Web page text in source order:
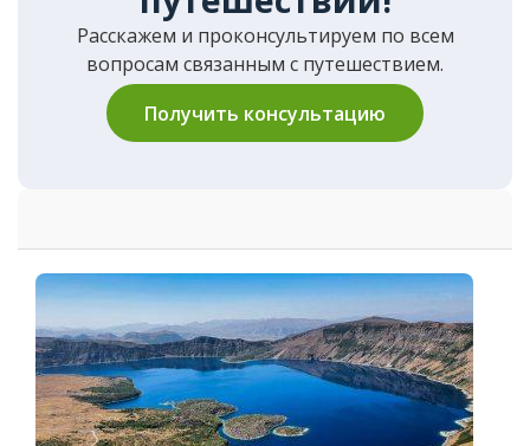
Расскажем и проконсультируем по всем
вопросам связанным с путешествием.
Получить консультацию